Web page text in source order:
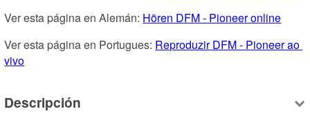
Ver esta página en Alemán: Hören DFM - Pioneer online
Ver esta página en Portugues: Reproduzir DFM - Pioneer ao
vivo
Descripción